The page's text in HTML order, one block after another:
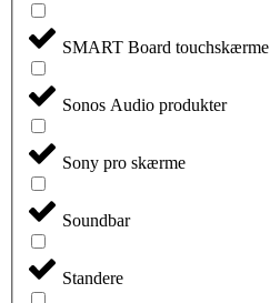
SMART Board touchskærme
Sonos Audio produkter
Sony pro skærme
Soundbar
Standere